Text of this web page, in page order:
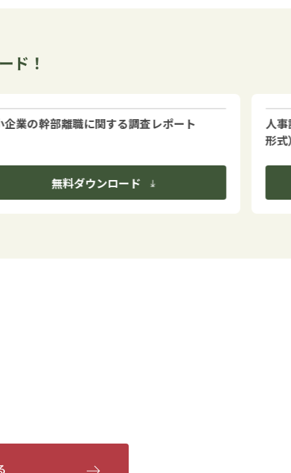
ド！
企業の幹部離職に関する調査レポート
無料ダウンロード
人
形式